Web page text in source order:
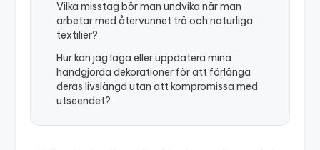
Vilka misstag bör man undvika när man
arbetar med återvunnet trä och naturliga
textilier?
Hur kan jag laga eller uppdatera mina
handgjorda dekorationer för att förlänga
deras livslängd utan att kompromissa med
utseendet?